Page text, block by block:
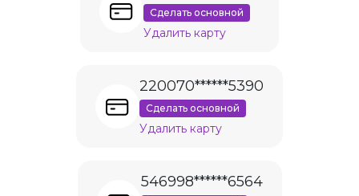
Сделать основной
Удалить карту
220070******5390
Сделать основной
Удалить карту
546998******6564